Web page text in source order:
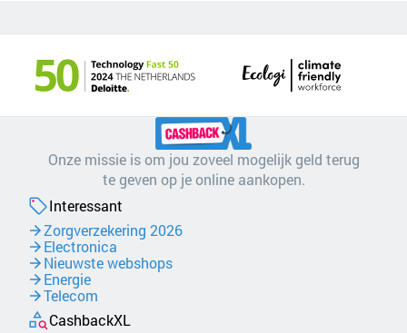
Onze missie is om jou zoveel mogelijk geld terug
te geven op je online aankopen.
Interessant
Zorgverzekering 2026
Electronica
Nieuwste webshops
Energie
Telecom
CashbackXL